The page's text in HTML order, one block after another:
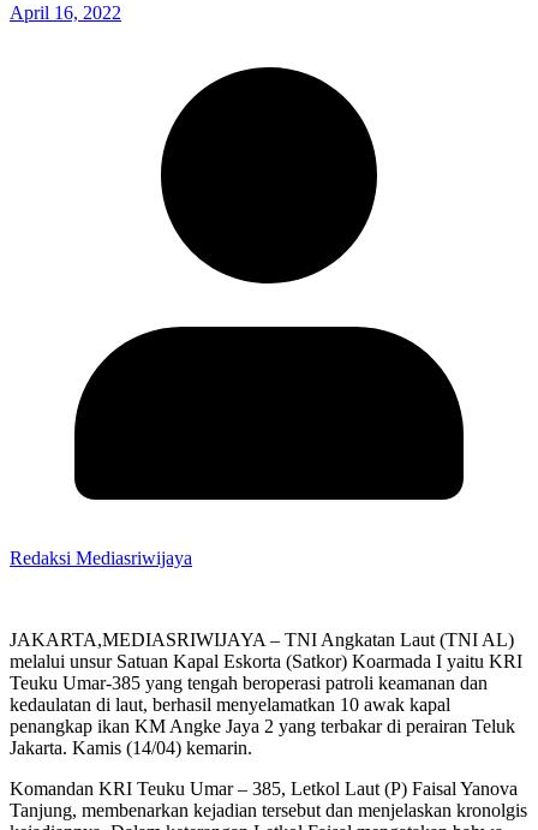
April 16, 2022
Redaksi Mediasriwijaya
JAKARTA,MEDIASRIWIJAYA – TNI Angkatan Laut (TNI AL)
melalui unsur Satuan Kapal Eskorta (Satkor) Koarmada I yaitu KRI
Teuku Umar-385 yang tengah beroperasi patroli keamanan dan
kedaulatan di laut, berhasil menyelamatkan 10 awak kapal
penangkap ikan KM Angke Jaya 2 yang terbakar di perairan Teluk
Jakarta. Kamis (14/04) kemarin.
Komandan KRI Teuku Umar – 385, Letkol Laut (P) Faisal Yanova
Tanjung, membenarkan kejadian tersebut dan menjelaskan kronolgis